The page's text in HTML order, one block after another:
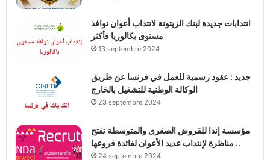
انتدابات جديدة لبنك الزيتونة لانتداب أعوان نوافذ
مستوى بكالوريا فأكثر
13 septembre 2024
جديد : عقود رسمية للعمل في فرنسا عن طريق
الوكالة الوطنية للتشغيل بالخارج
23 septembre 2024
مؤسسة إندا للقروض الصغرى والمتوسطة تفتح
مناظرة لإنتداب عديد الأعوان لفائدة فروعها ..
24 septembre 2024